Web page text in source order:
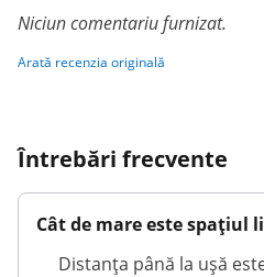
Niciun comentariu furnizat.
Arată recenzia originală
Întrebări frecvente
Cât de mare este spațiul
Distanța până la ușă